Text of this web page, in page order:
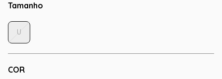
Tamanho
COR
U